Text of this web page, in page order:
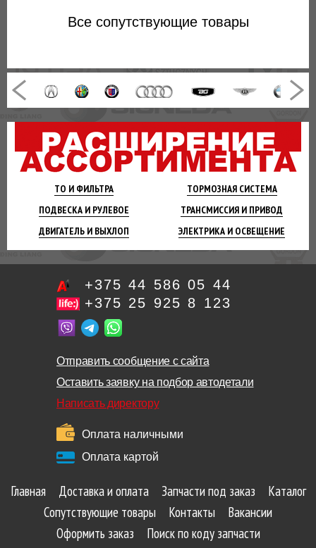
ТО И ФИЛЬТРА ТОРМОЗНАЯСИСТЕМА
ПОДВЕСКА И РУЛЕВОЕ ТРАНСМИССИЯ И ПРИВОД
ДВИГАТЕЛЬ И ВЫХЛОП ЭЛЕКТРИКА И ОСВЕЩЕНИЕ
Все сопутствующие товары
+375 44 586 05 44
+375 25 925 8 123
Отправить сообщение с сайта
Оставить заявку на подбор автодетали
Написать директору
Оплата наличными
Оплата картой
Главная Доставка и оплата Запчасти под заказ
Каталог
Сопутствующие товары
Контакты
Вакансии
Оформить заказ
Поиск по коду запчасти